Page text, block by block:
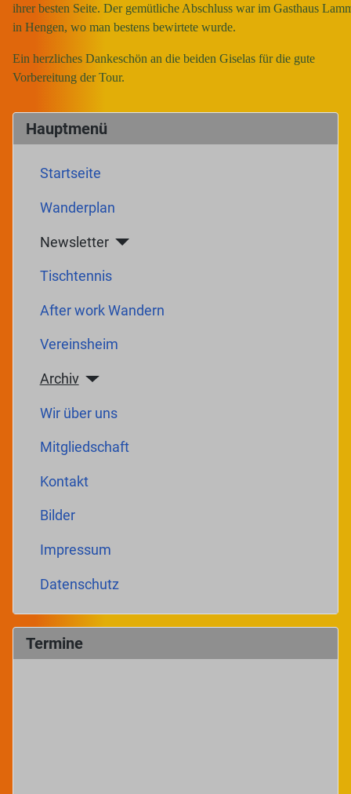
Hauptmenü
Startseite
Wanderplan
Newsletter
Tischtennis
After work Wandern
Vereinsheim
Archiv
Wir über uns
Mitgliedschaft
Kontakt
Bilder
Impressum
Datenschutz
Termine
ihrer besten Seite. Der gemütliche Abschluss war im Gasthaus
in Hengen, wo man bestens bewirtete wurde.
Ein herzliches Dankeschön an die beiden Giselas für die gute
Vorbereitung der Tour.